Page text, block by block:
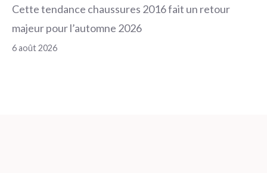
Cette tendance chaussures 2016 fait un retour
majeur pour l’automne 2026
6 août 2026